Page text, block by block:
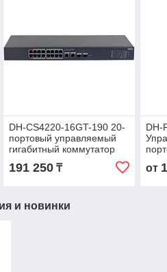
DH-CS4220-16GT-190 20-
портовый управляемый
гигабитный коммутатор
191 250₸
DH-
от
и новинки